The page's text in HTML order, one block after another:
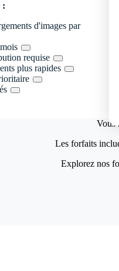
:
d'images par
requise
plus rapides
Vous
Les forfaits
Explorez nos